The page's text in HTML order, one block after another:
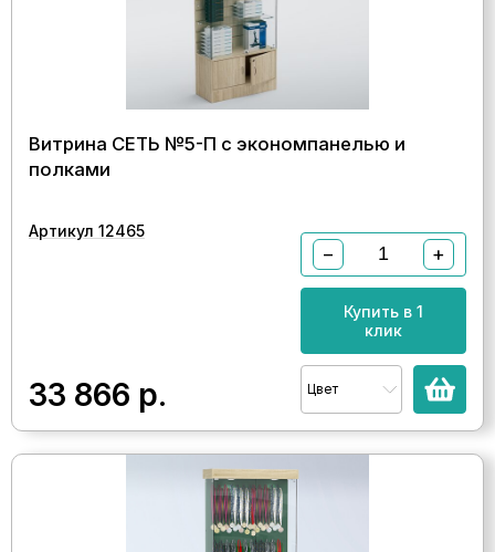
Витрина СЕТЬ №5-П с экономпанелью и
полками
Артикул 12465
33 866 р.
− +
Купить в 1
клик
Цвет